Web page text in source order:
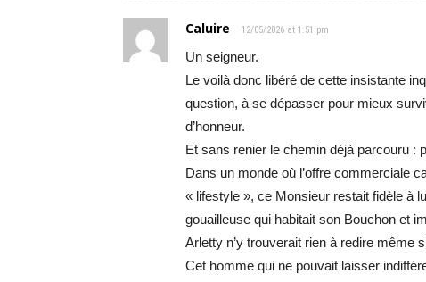
Caluire 12/05/2026 at 1:51 pm
Un seigneur.
Le voilà donc libéré de cette insistante
question, à se dépasser pour mieux
d’honneur.
Et sans renier le chemin déjà parcouru :
Dans un monde où l’offre commerciale
« lifestyle », ce Monsieur restait fidèle à
gouailleuse qui habitait son Bouchon et
Arletty n’y trouverait rien à redire même
Cet homme qui ne pouvait laisser